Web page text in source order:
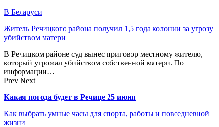
В Беларуси
Житель Речицкого района получил 1,5 года колонии за угрозу
убийством матери
В Речицком районе суд вынес приговор местному жителю,
который угрожал убийством собственной матери. По
информации…
Prev Next
Какая погода будет в Речице 25 июня
Как выбрать умные часы для спорта, работы и повседневной
жизни